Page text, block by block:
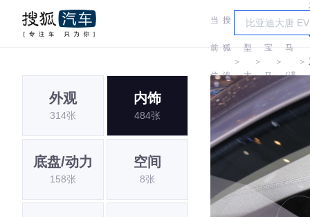
当
前
位
置:
搜
狐
汽
车
＞
车
型
大
全
＞
宝
马
＞
宝
马
(进
口)
＞
外观
314张
内饰
484张
底盘/动力
158张
空间
8张